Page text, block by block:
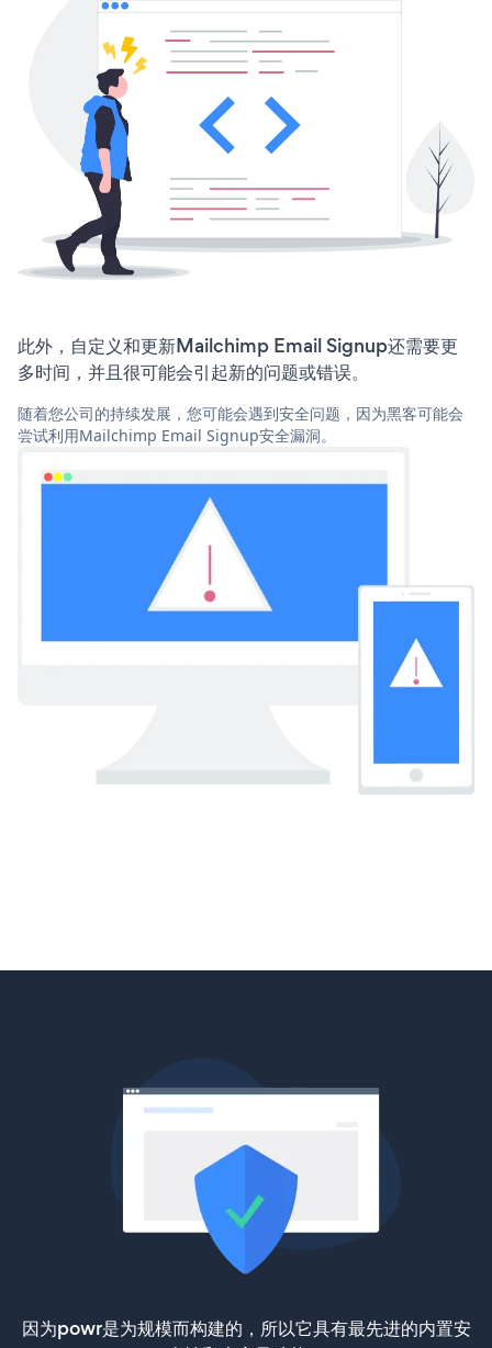
此外，自定义和更新Mailchimp Email Signup还需要更
多时间，并且很可能会引起新的问题或错误。
随着您公司的持续发展，您可能会遇到安全问题，因为黑客可能会
尝试利用Mailchimp Email Signup安全漏洞。
因为powr是为规模而构建的，所以它具有最先进的内置安